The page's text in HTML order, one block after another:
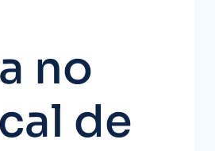
no
de